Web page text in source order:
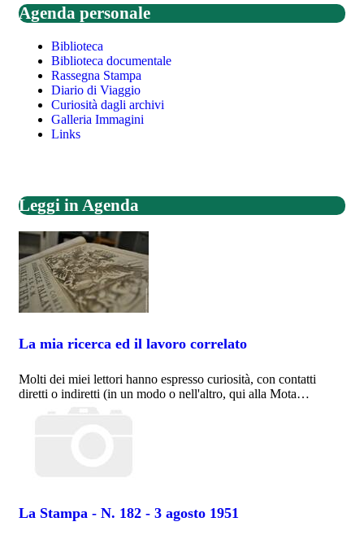
Agenda personale
Biblioteca
Biblioteca documentale
Rassegna Stampa
Diario di Viaggio
Curiosità dagli archivi
Galleria Immagini
Links
Leggi in Agenda
La mia ricerca ed il lavoro correlato
Molti dei miei lettori hanno espresso curiosità, con contatti
diretti o indiretti (in un modo o nell'altro, qui alla Mota…
La Stampa - N. 182 - 3 agosto 1951